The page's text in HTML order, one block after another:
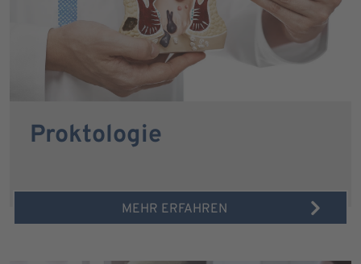
Proktologie
MEHR ERFAHREN